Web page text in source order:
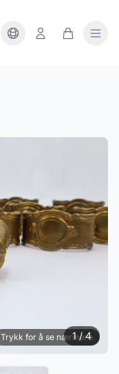
Trykk for å se nærmere
1 / 4